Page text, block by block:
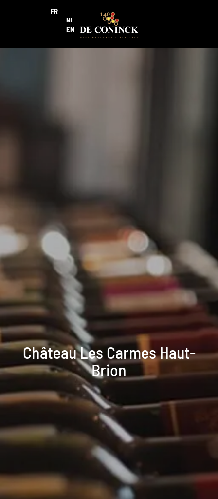
FR
NL
EN
Château Les Carmes Haut-
Brion